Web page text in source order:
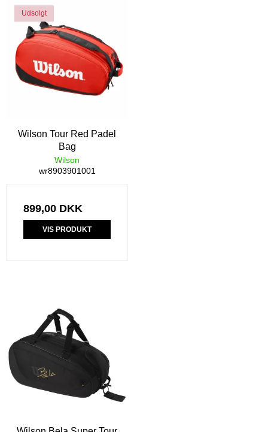
Udsolgt
Wilson Tour Red Padel
Bag
Wilson
wr8903901001
899,00 DKK
VIS PRODUKT